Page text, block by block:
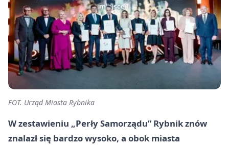
FOT. Urząd Miasta Rybnika
W zestawieniu „Perły Samorządu” Rybnik znów
znalazł się bardzo wysoko, a obok miasta